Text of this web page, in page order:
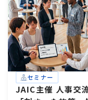
セミナー
JAIC主催 人事交